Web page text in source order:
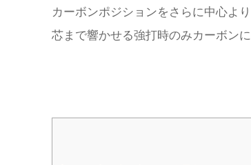
カーボンポジションをさらに中心よ
芯まで響かせる強打時のみカーボン